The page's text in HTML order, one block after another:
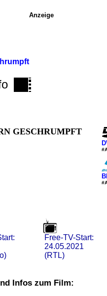
GESCHRUMPFT
Free-TV-Start:
24.05.2021
(RTL)
Infos zum Film:
Anzeige